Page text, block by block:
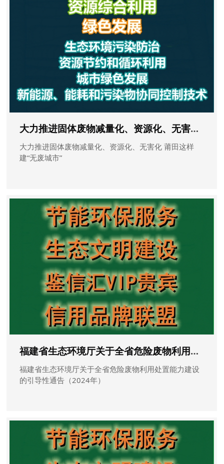
大力推进固体废物减量化、资源化、无害化 莆田这样建“无废城市”
大力推进固体废物减量化、资源化、无害化 莆田这样
建“无废城市”
福建省生态环境厅关于全省危险废物利用处置能力建设的引导性通告（2024年）
福建省生态环境厅关于全省危险废物利用处置能力建设
的引导性通告（2024年）